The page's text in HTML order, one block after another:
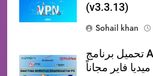
(v3.3.13)
Sohail khan
تحميل برنامج Antivirus للكمبيوتر من